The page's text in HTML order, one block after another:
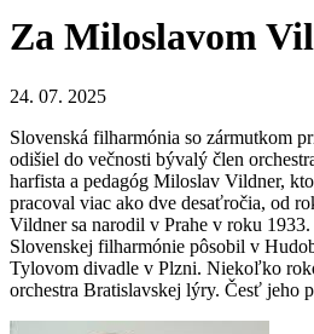
Za Miloslavom
24. 07. 2025
Slovenská filharmónia so zármutkom
odišiel do večnosti bývalý člen
harfista a pedagóg Miloslav Vildner,
pracoval viac ako dve desaťročia, od
Vildner sa narodil v Prahe v roku 1933.
Slovenskej filharmónie pôsobil v
Tylovom divadle v Plzni. Niekoľko
orchestra Bratislavskej lýry. Česť jeho